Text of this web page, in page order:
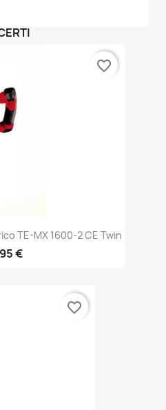
TE-MX 1600-2 CE Twin
€
favorite_border
favorite_border